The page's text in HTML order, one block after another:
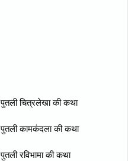
पुतली चित्रलेखा की कथा
पुतली कामकंदला की कथा
पुतली रविभामा की कथा